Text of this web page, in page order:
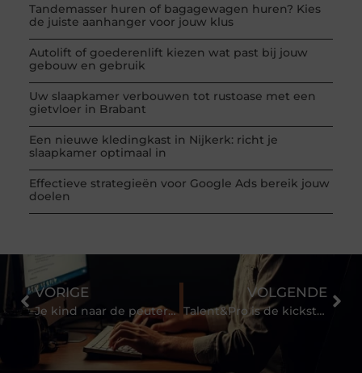
Tandemasser huren of bagagewagen huren? Kies
de juiste aanhanger voor jouw klus
Autolift of goederenlift kiezen wat past bij jouw
gebouw en gebruik
Uw slaapkamer verbouwen tot rustoase met een
gietvloer in Brabant
Een nieuwe kledingkast in Nijkerk: richt je
slaapkamer optimaal in
Effectieve strategieën voor Google Ads bereik jouw
doelen
VORIGE
Je kind naar de peuteropvang brengen
VOLGENDE
Talent&Pro is de kickstart van je carrière